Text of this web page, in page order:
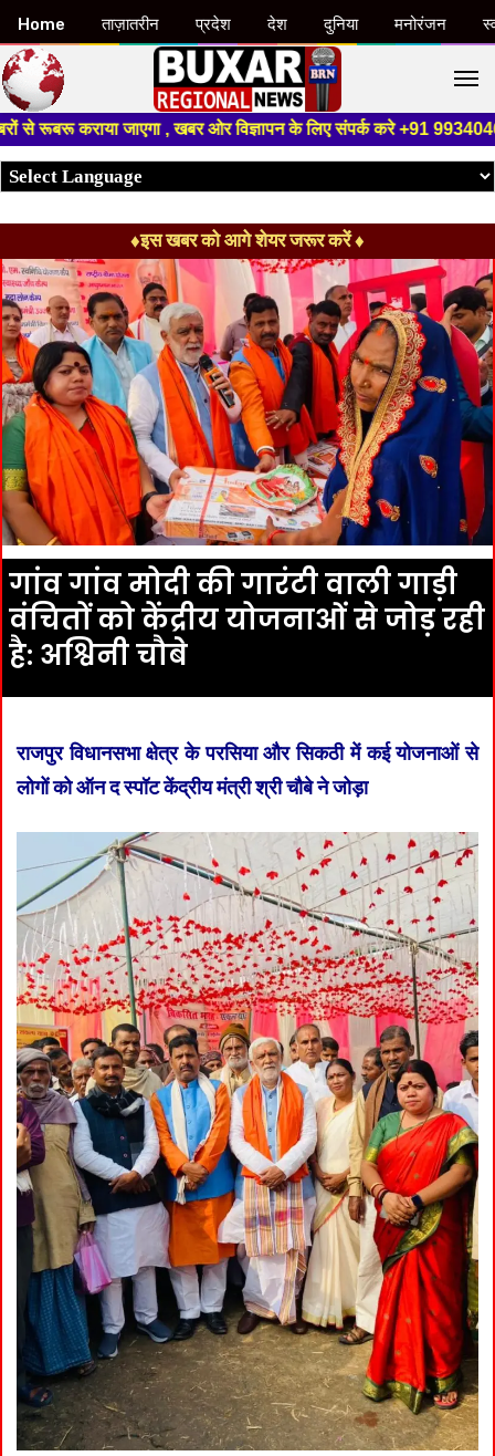
जाएगा , खबर ओर विज्ञापन के लिए संपर्क करे +91 9934046191
♦इस खबर को आगे शेयर जरूर करें ♦
गांव गांव मोदी की गारंटी वाली गाड़ी
वंचितों को केंद्रीय योजनाओं से जोड़ रही
है: अश्विनी चौबे
राजपुर विधानसभा क्षेत्र के परसिया और सिकठी में कई योजनाओं से
लोगों को ऑन द स्पॉट केंद्रीय मंत्री श्री चौबे ने जोड़ा
Home ताज़ातरीन प्रदेश देश दुनिया मनोरंजन